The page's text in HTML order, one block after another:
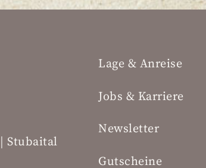
Stubaital
Lage & Anreise
Jobs & Karriere
Newsletter
Gutscheine